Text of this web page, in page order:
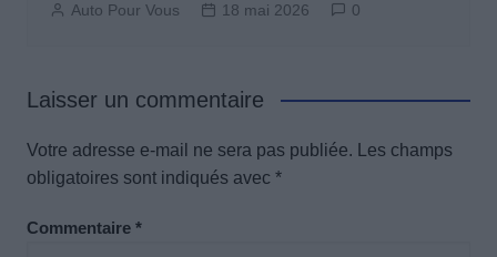
Auto Pour Vous 18 mai 2026 0
Laisser un commentaire
Votre adresse e-mail ne sera pas publiée.
Les champs
obligatoires sont indiqués avec *
Commentaire *